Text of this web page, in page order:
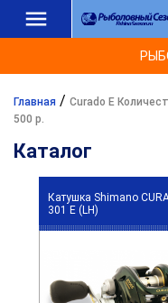
Главная / Curado E
500 р.
Каталог
Катушка Shimano
301 E (LH)